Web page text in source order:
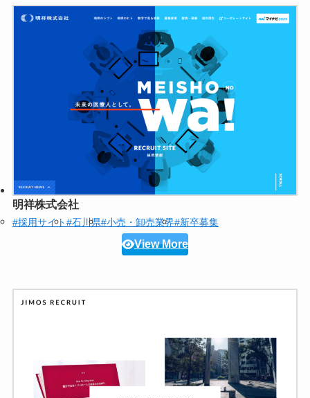
明祥株式会社
#採用サイト#石川県#小売・卸売業界#新卒募集
View More